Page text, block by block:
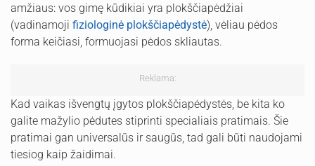
amžiaus: vos gimę kūdikiai yra plokščiapėdžiai
(vadinamoji fiziologinė plokščiapėdystė), vėliau pėdos
forma keičiasi, formuojasi pėdos skliautas.
Reklama:
Kad vaikas išvengtų įgytos plokščiapėdystės, be kita ko
galite mažylio pėdutes stiprinti specialiais pratimais. Šie
pratimai gan universalūs ir saugūs, tad gali būti naudojami
tiesiog kaip žaidimai.